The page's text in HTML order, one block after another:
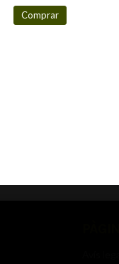
Comprar